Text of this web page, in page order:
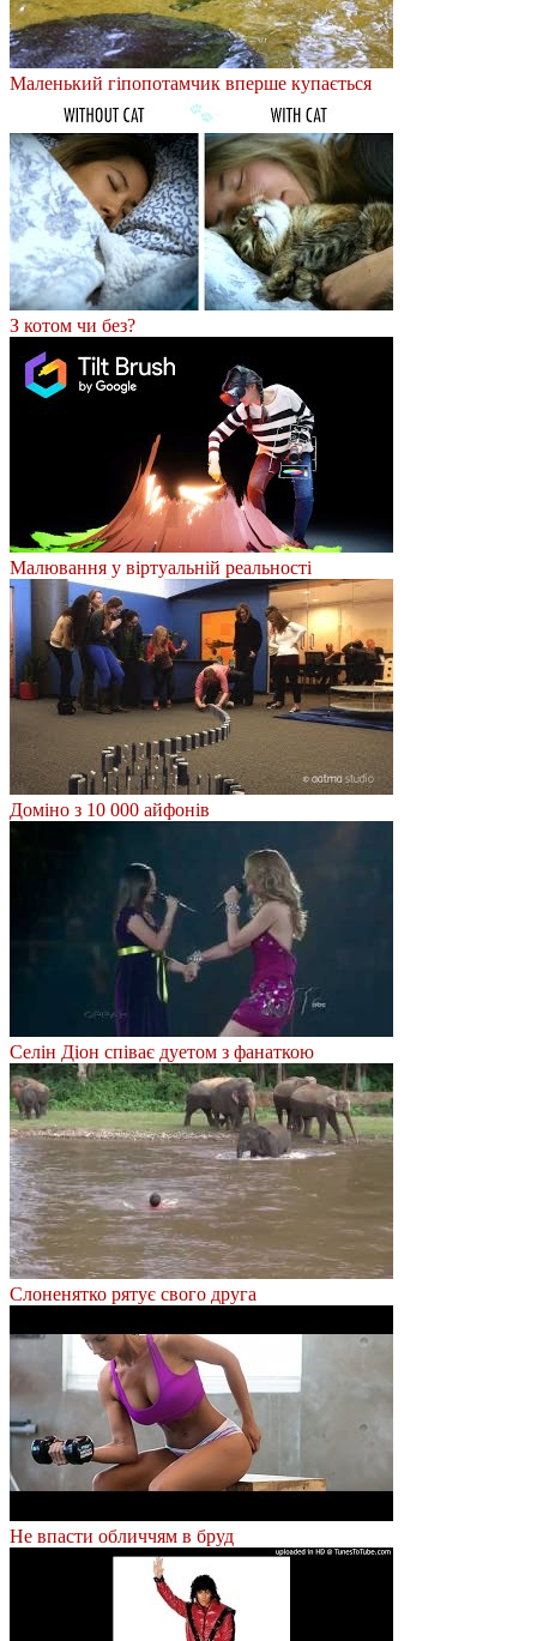
Маленький гіпопотамчик вперше купається
З котом чи без?
Малювання у віртуальній реальності
Доміно з 10 000 айфонів
Селін Діон співає дуетом з фанаткою
Слоненятко рятує свого друга
Не впасти обличчям в бруд